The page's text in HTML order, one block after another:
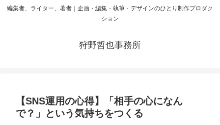
編集者、ライター、著者｜企画・編集・執筆・デザインのひとり制作プロダク
ション
狩野哲也事務所
【SNS運用の心得】「相手の心になん
で？」という気持ちをつくる